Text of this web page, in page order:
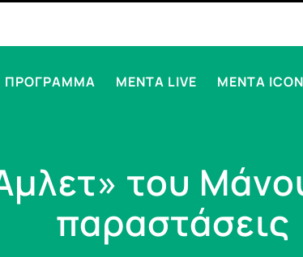
ΠΡΟΓΡΑΜΜΑ MENTA LIVE MENTA
του
παραστάσεις